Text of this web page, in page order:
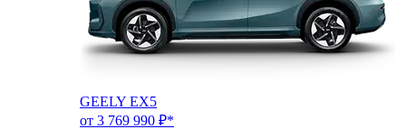
GEELY EX5
от 3 769 990 ₽*